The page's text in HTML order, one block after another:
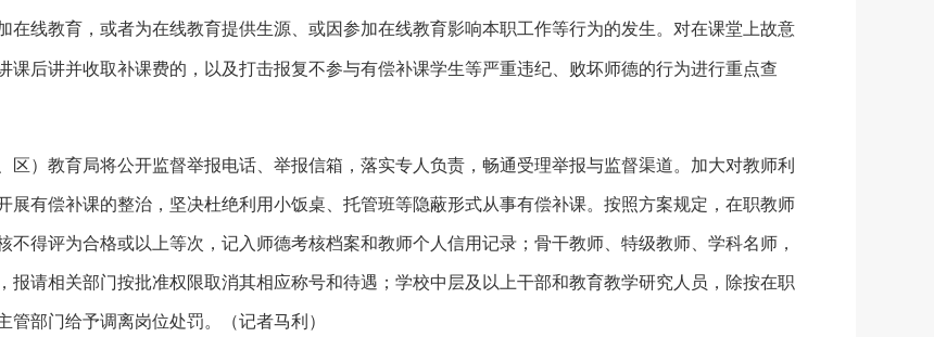
在线教育，或者为在线教育提供生源、或因参加在线教育影响本职工作等行为的发生。对在课堂上故意
课后讲并收取补课费的，以及打击报复不参与有偿补课学生等严重违纪、败坏师德的行为进行重点查
）教育局将公开监督举报电话、举报信箱，落实专人负责，畅通受理举报与监督渠道。加大对教师利
展有偿补课的整治，坚决杜绝利用小饭桌、托管班等隐蔽形式从事有偿补课。按照方案规定，在职教师
不得评为合格或以上等次，记入师德考核档案和教师个人信用记录；骨干教师、特级教师、学科名师，
报请相关部门按批准权限取消其相应称号和待遇；学校中层及以上干部和教育教学研究人员，除按在职
部门给予调离岗位处罚。（记者马利）